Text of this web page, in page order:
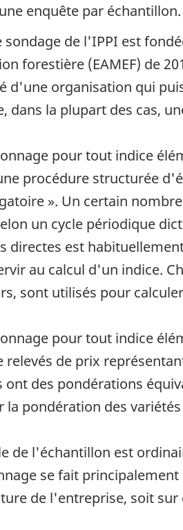
enquête par échantillon.
sondage de l'IPPI est
forestière (EAMEF) de
d'une organisation qui
dans la plupart des cas,
pour tout indice
procédure structurée
». Un certain
un cycle périodique
directes est
au calcul d'un indice.
sont utilisés pour
pour tout indice
relevés de prix
ont des pondérations
la pondération des
de l'échantillon est
se fait
de l'entreprise, soit